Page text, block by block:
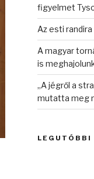
figyelmet
Az esti
A magyar
is
„A jégről a
mutatta meg
LEGUTÓBBI